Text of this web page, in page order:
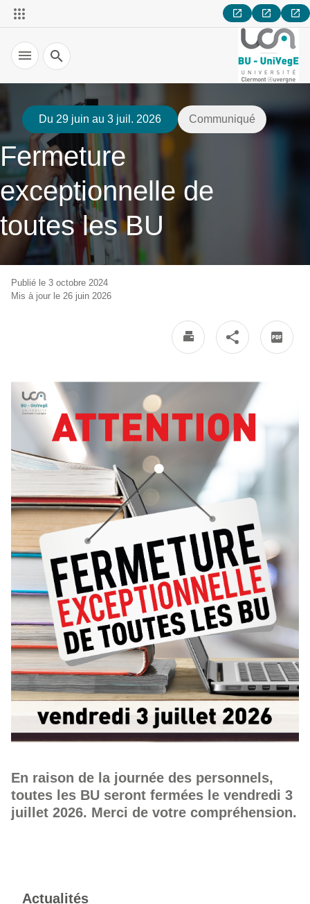
Recherche
Du 29 juin au 3 juil. 2026 Communiqué
Fermeture
exceptionnelle de
toutes les BU
Publié le 3 octobre 2024
Mis à jour le 26 juin 2026
En raison de la journée des personnels,
toutes les BU seront fermées le vendredi 3
juillet 2026. Merci de votre compréhension.
Actualités